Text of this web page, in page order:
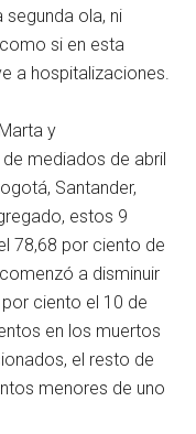
ola, ni
si en esta
a hospitalizaciones.
y
mediados de abril
Santander,
estos 9
78,68 por ciento de
a disminuir
ciento el 10 de
en los muertos
el resto de
menores de uno